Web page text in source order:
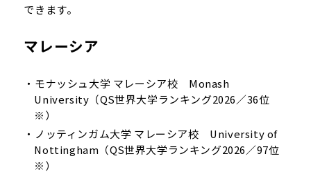
できます。
マレーシア
モナッシュ大学 マレーシア校 Monash
University（QS世界大学ランキング2026／36位
※）
ノッティンガム大学 マレーシア校 University of
Nottingham（QS世界大学ランキング2026／97位
※）